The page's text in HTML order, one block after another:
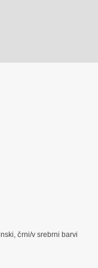
črni/v srebrni barvi